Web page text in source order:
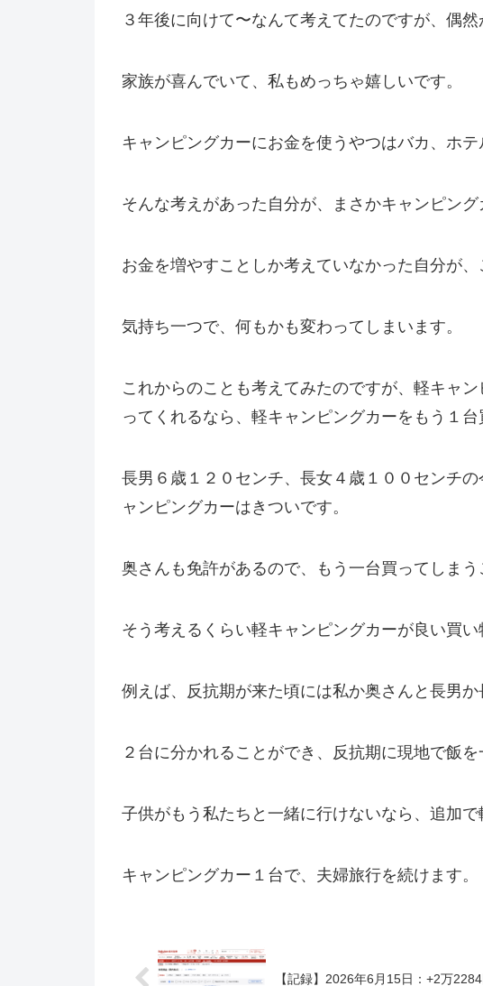
３年後に向けて〜なんて考えてたのですが、偶
家族が喜んでいて、私もめっちゃ嬉しいです。
キャンピングカーにお金を使うやつはバカ、ホテ
そんな考えがあった自分が、まさかキャンピン
お金を増やすことしか考えていなかった自分が
気持ち一つで、何もかも変わってしまいます。
これからのことも考えてみたのですが、軽キャ
ってくれるなら、軽キャンピングカーをもう１台
長男６歳１２０センチ、長女４歳１００センチ
ャンピングカーはきついです。
奥さんも免許があるので、もう一台買ってしまう
そう考えるくらい軽キャンピングカーが良い買い
例えば、反抗期が来た頃には私か奥さんと長男
２台に分かれることができ、反抗期に現地で飯
子供がもう私たちと一緒に行けないなら、追加
キャンピングカー１台で、夫婦旅行を続けます。
【記録】2026年6月15日：+2万2284